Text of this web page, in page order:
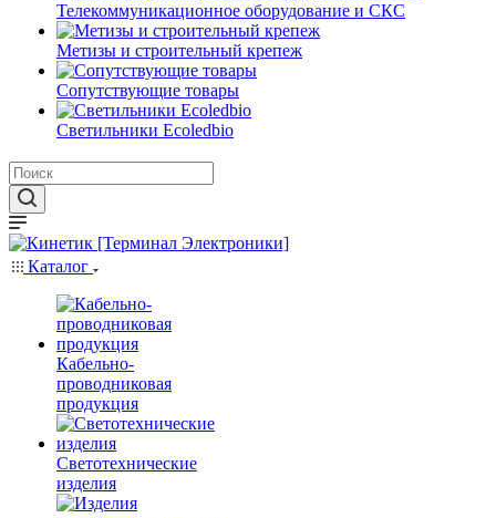
Телекоммуникационное оборудование и СКС
Метизы и строительный крепеж
Сопутствующие товары
Светильники Ecoledbio
Каталог
Кабельно-
проводниковая
продукция
Светотехнические
изделия